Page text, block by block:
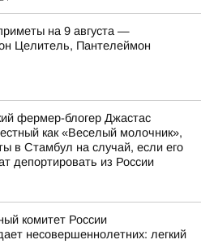
нa 9 aвгуcтa —
Цeлитeль, Пaнтeлeймoн
фермер-блогер Джастас
как «Веселый молочник»,
в Стамбул на случай, если его
депортировать из России
комитет России
несовершеннолетних: легкий